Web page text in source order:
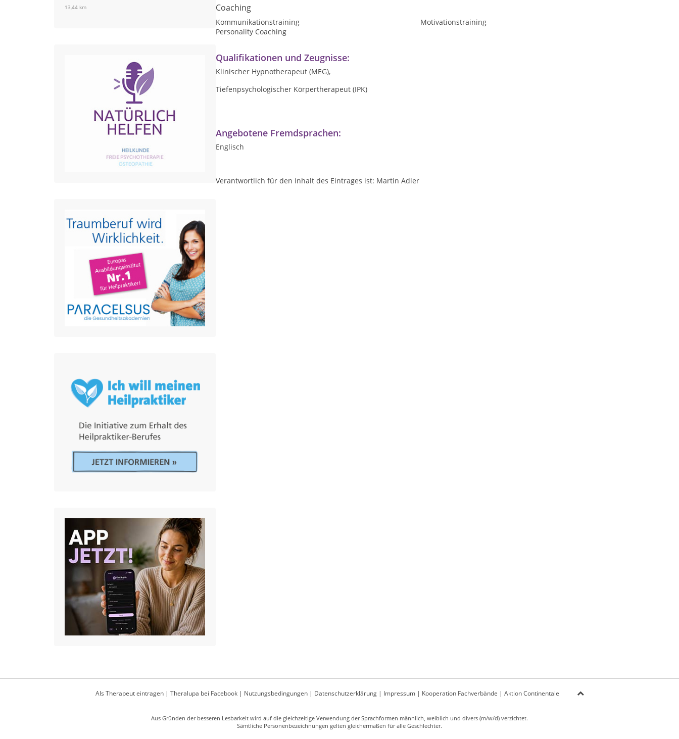
13,44 km Coaching
Kommunikationstraining
Motivationstraining
Personality Coaching
Qualifikationen und Zeugnisse:
Klinischer Hypnotherapeut (MEG),
Tiefenpsychologischer Körpertherapeut (IPK)
Angebotene Fremdsprachen:
Englisch
Verantwortlich für den Inhalt des Eintrages ist: Martin Adler
Als Therapeut eintragen| Theralupa bei Facebook| Nutzungsbedingungen| Datenschutzerklärung| Impressum| Kooperation Fachverbände | Aktion Continentale
Aus Gründen der besseren Lesbarkeit wird auf die gleichzeitige Verwendung der Sprachformen männlich, weiblich und divers (m/w/d) verzichtet.
Sämtliche Personenbezeichnungen gelten gleichermaßen für alle Geschlechter.